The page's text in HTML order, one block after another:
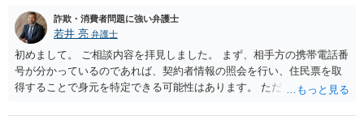
（Switch2等）の事実も踏まえ、応じない場合は法的措置を辞さない姿
勢で交渉に臨むのが現実的かと思います。
詐欺・消費者問題に強い弁護士
若井 亮 弁護士
初めまして。 ご相談内容を拝見しました。 まず、相手方の携帯電話番
号が分かっているのであれば、契約者情報の照会を行い、住民票を取
得することで身元を特定できる可能性はあります。 ただ、他人名義の
ろです。 LINEについても、詐欺の事案であれば照会できる可能性はあ